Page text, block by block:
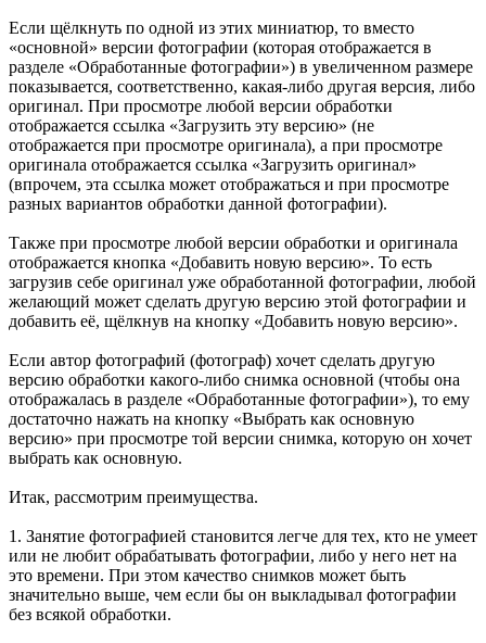
Если щёлкнуть по одной из этих миниатюр, то вместо
«основной» версии фотографии (которая отображается в
разделе «Обработанные фотографии») в увеличенном размере
показывается, соответственно, какая-либо другая версия, либо
оригинал. При просмотре любой версии обработки
отображается ссылка «Загрузить эту версию» (не
отображается при просмотре оригинала), а при просмотре
оригинала отображается ссылка «Загрузить оригинал»
(впрочем, эта ссылка может отображаться и при просмотре
разных вариантов обработки данной фотографии).
Также при просмотре любой версии обработки и оригинала
отображается кнопка «Добавить новую версию». То есть
загрузив себе оригинал уже обработанной фотографии, любой
желающий может сделать другую версию этой фотографии и
добавить её, щёлкнув на кнопку «Добавить новую версию».
Если автор фотографий (фотограф) хочет сделать другую
версию обработки какого-либо снимка основной (чтобы она
отображалась в разделе «Обработанные фотографии»), то ему
достаточно нажать на кнопку «Выбрать как основную
версию» при просмотре той версии снимка, которую он хочет
выбрать как основную.
Итак, рассмотрим преимущества.
1. Занятие фотографией становится легче для тех, кто не умеет
или не любит обрабатывать фотографии, либо у него нет на
это времени. При этом качество снимков может быть
значительно выше, чем если бы он выкладывал фотографии
без всякой обработки.